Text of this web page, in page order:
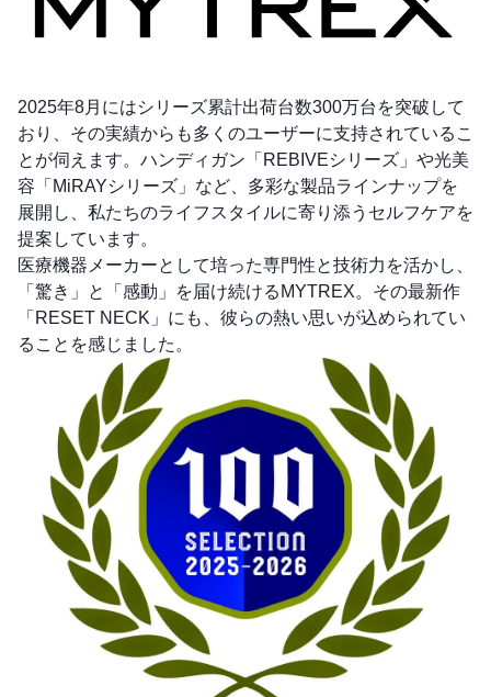
2025年8月にはシリーズ累計出荷台数300万台を突破して
おり、その実績からも多くのユーザーに支持されているこ
とが伺えます。ハンディガン「REBIVEシリーズ」や光美
容「MiRAYシリーズ」など、多彩な製品ラインナップを
展開し、私たちのライフスタイルに寄り添うセルフケアを
提案しています。
医療機器メーカーとして培った専門性と技術力を活かし、
「驚き」と「感動」を届け続けるMYTREX。その最新作
「RESET NECK」にも、彼らの熱い思いが込められてい
ることを感じました。